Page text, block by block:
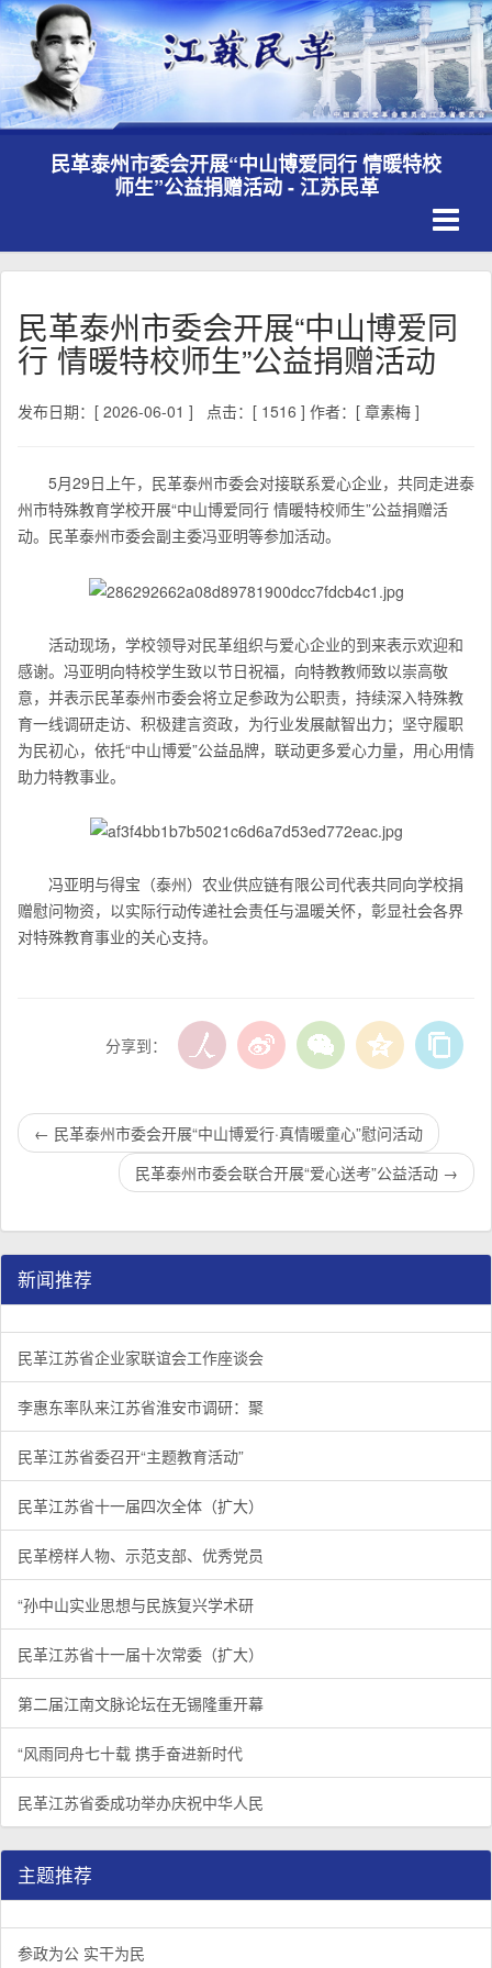
民革泰州市委会开展“中山博爱同行 情暖特校
师生”公益捐赠活动 - 江苏民革
民革泰州市委会开展“中山博爱同
行 情暖特校师生”公益捐赠活动
发布日期：[ 2026-06-01 ] 点击：[ 1516 ] 作者：[ 章素梅 ]
5月29日上午，民革泰州市委会对接联系爱心企业，共同走进泰
州市特殊教育学校开展“中山博爱同行 情暖特校师生”公益捐赠活
动。民革泰州市委会副主委冯亚明等参加活动。
活动现场，学校领导对民革组织与爱心企业的到来表示欢迎和
感谢。冯亚明向特校学生致以节日祝福，向特教教师致以崇高敬
意，并表示民革泰州市委会将立足参政为公职责，持续深入特殊教
育一线调研走访、积极建言资政，为行业发展献智出力；坚守履职
为民初心，依托“中山博爱”公益品牌，联动更多爱心力量，用心用情
助力特教事业。
冯亚明与得宝（泰州）农业供应链有限公司代表共同向学校捐
赠慰问物资，以实际行动传递社会责任与温暖关怀，彰显社会各界
对特殊教育事业的关心支持。
分享到：
← 民革泰州市委会开展“中山博爱行·真情暖童心”慰问活动
民革泰州市委会联合开展“爱心送考”公益活动 →
新闻推荐
民革江苏省企业家联谊会工作座谈会在宁召开
1/3 李惠东率队来江苏省淮安市调研：聚焦民革党员之家建设管
2/3 民革江苏省委召开“主题教育活动” 领导班子民主生活会
3/3
民革江苏省企业家联谊会工作座谈会
李惠东率队来江苏省淮安市调研：聚
民革江苏省委召开“主题教育活动”
民革江苏省十一届四次全体（扩大）
民革榜样人物、示范支部、优秀党员
“孙中山实业思想与民族复兴学术研
民革江苏省十一届十次常委（扩大）
第二届江南文脉论坛在无锡隆重开幕
“风雨同舟七十载 携手奋进新时代
民革江苏省委成功举办庆祝中华人民
主题推荐
参政为公 实干为民